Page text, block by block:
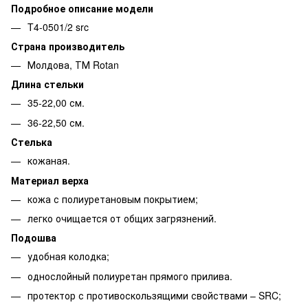
Подробное описание модели
T4-0501/2 src
Страна производитель
Молдова, ТМ Rotan
Длина стельки
35-22,00 см.
36-22,50 см.
Стелька
кожаная.
Материал верха
кожа с полиуретановым покрытием;
легко очищается от общих загрязнений.
Подошва
удобная колодка;
однослойный полиуретан прямого прилива.
протектор с противоскользящими свойствами – SRC;